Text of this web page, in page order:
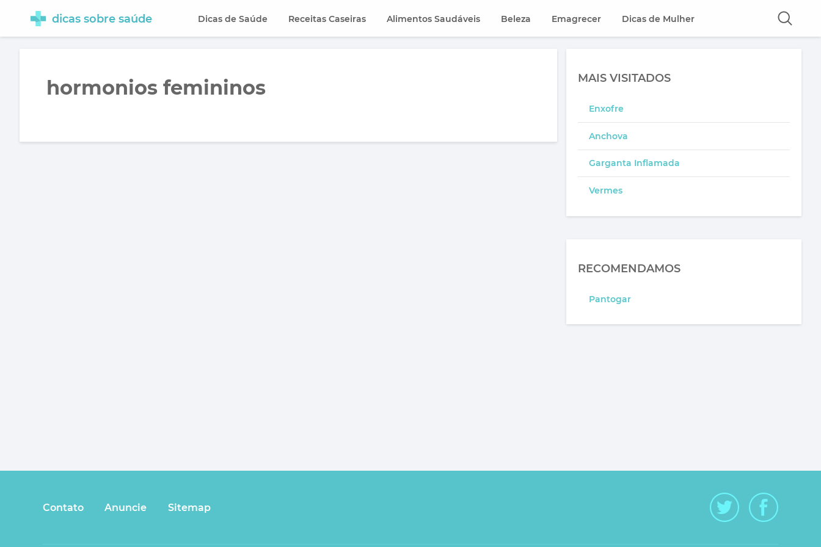
dicas sobre saúde Dicas de Saúde Receitas Caseiras Alimentos Saudáveis Beleza Emagrecer Dicas de Mulher
hormonios femininos MAIS VISITADOS
Enxofre
Anchova
Garganta Inflamada
Vermes
RECOMENDAMOS
Pantogar
Contato Anuncie Sitemap